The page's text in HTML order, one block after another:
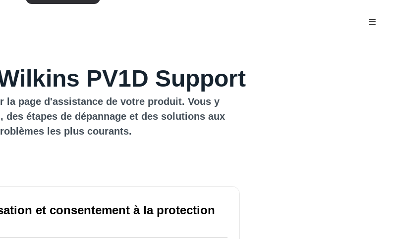
PV1D Support
la page d'assistance de votre produit. Vous y
des étapes de dépannage et des solutions aux
les plus courants.
et consentement à la protection